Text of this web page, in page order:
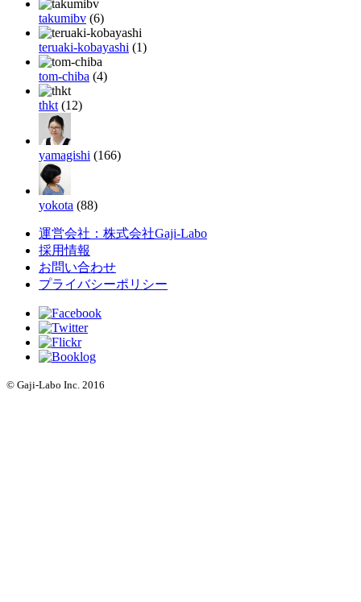
takumibv (6)
teruaki-kobayashi (1)
tom-chiba (4)
thkt (12)
yamagishi (166)
yokota (88)
運営会社：株式会社Gaji-Labo
採用情報
お問い合わせ
プライバシーポリシー
© Gaji-Labo Inc. 2016